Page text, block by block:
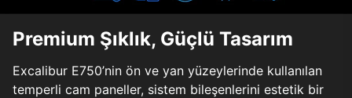
Premium Şıklık, Güçlü Tasarım
Excalibur E750’nin ön ve yan yüzeylerinde kullanılan
temperli cam paneller, sistem bileşenlerini estetik bir